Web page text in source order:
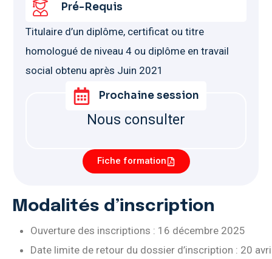
Pré-Requis
Titulaire d’un diplôme, certificat ou titre
homologué de niveau 4 ou diplôme en travail
social obtenu après Juin 2021
Prochaine session
Nous consulter
Fiche formation
Modalités d’inscription
Ouverture des inscriptions : 16 décembre 2025
Date limite de retour du dossier d’inscription : 20